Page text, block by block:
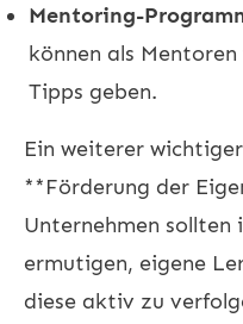
Mentoring-
können als
Tipps geben.
Ein weiterer
**Förderung der
Unternehmen
ermutigen, eigene
diese aktiv zu